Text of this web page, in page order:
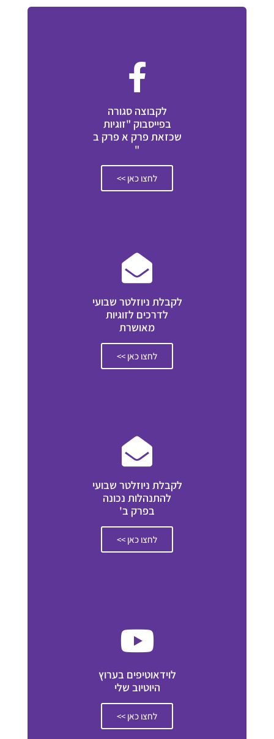
לקבוצה סגורה
בפייסבוק "זוגיות
שכזאת פרק א פרק ב
"
לחצו כאן >>
לקבלת ניוזלטר שבועי
לדרכים לזוגיות
מאושרת
לחצו כאן >>
לקבלת ניוזלטר שבועי
להתנהלות נכונה
בפרק ב'
לחצו כאן >>
לוידאוטיפים בערוץ
היוטיוב שלי
לחצו כאן >>